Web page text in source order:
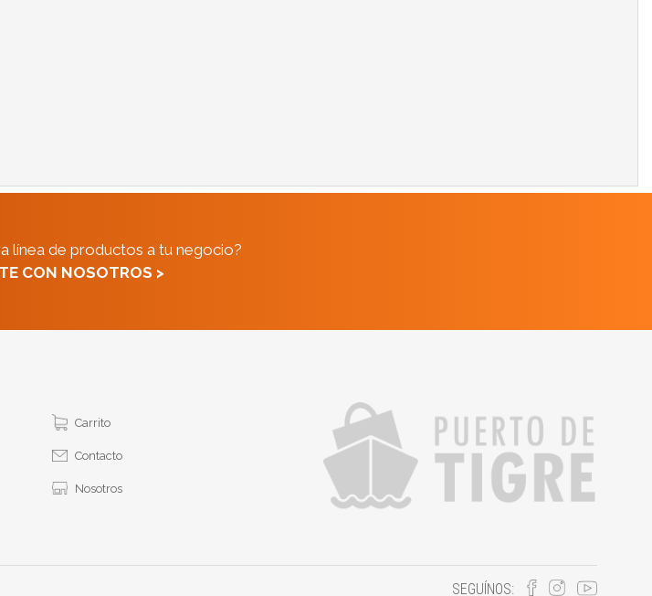
línea de productos a tu negocio?
CON NOSOTROS >
Carrito
Contacto
Nosotros
SEGUÍNOS: